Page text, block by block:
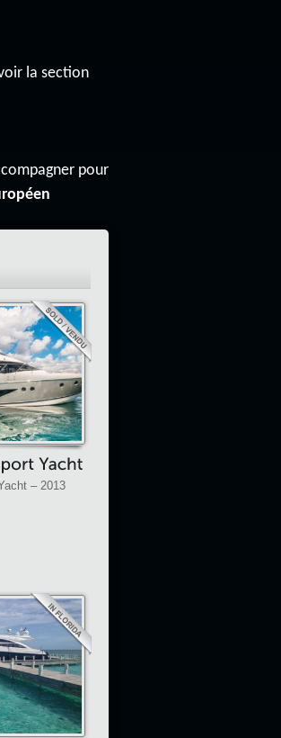
la section
pour
– 2013